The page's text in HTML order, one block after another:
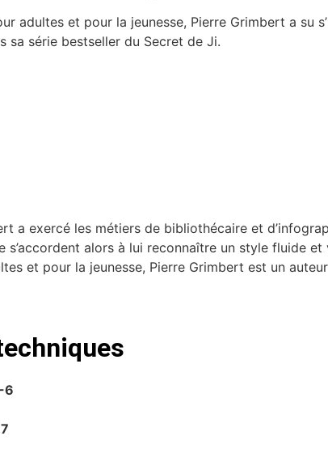
adultes et pour la jeunesse, Pierre Grimbert a su
sa série bestseller du Secret de Ji.
a exercé les métiers de bibliothécaire et
s’accordent alors à lui reconnaître un style fluide
et pour la jeunesse, Pierre Grimbert est un
6